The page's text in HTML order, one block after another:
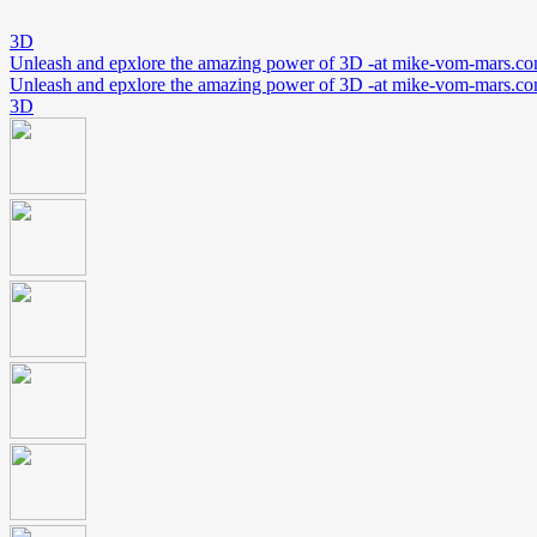
3D
Unleash and epxlore the amazing power of 3D -at mike-vom-
Unleash and epxlore the amazing power of 3D -at mike-vom-
3D